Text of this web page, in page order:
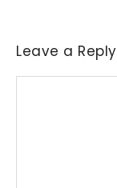
Leave a Reply